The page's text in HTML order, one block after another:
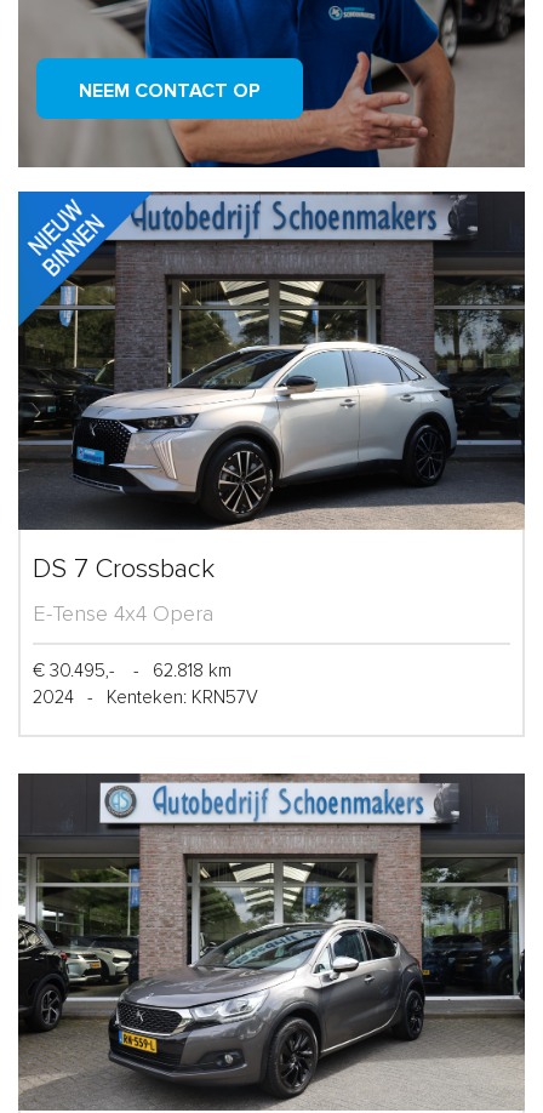
NEEM CONTACT OP
DS 7 Crossback
E-Tense 4x4 Opera
€ 30.495,- -
62.818 km
2024
- Kenteken: KRN57V